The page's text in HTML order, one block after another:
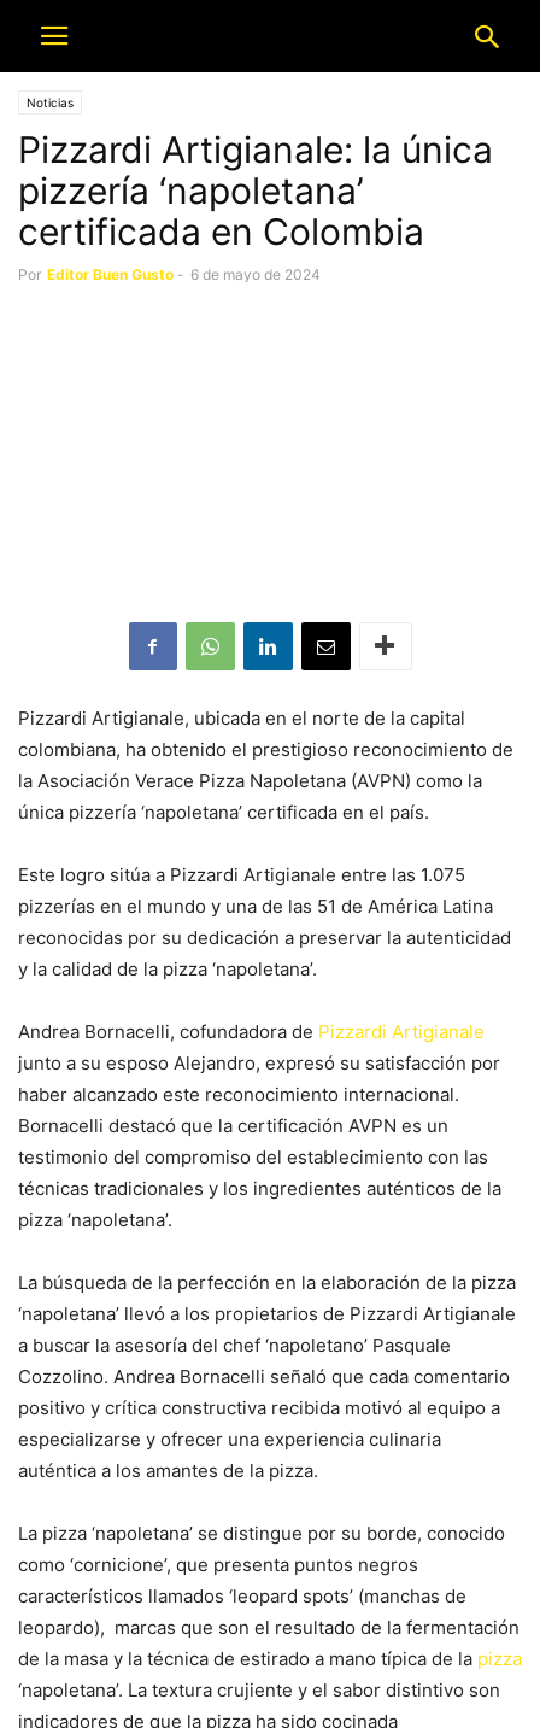
Noticias
Pizzardi Artigianale: la única
pizzería ‘napoletana’
certificada en Colombia
Por Editor Buen Gusto - 6 de mayo de 2024
Pizzardi Artigianale, ubicada en el norte de la capital
colombiana, ha obtenido el prestigioso reconocimiento de
la Asociación Verace Pizza Napoletana (AVPN) como la
única pizzería ‘napoletana’ certificada en el país.
Este logro sitúa a Pizzardi Artigianale entre las 1.075
pizzerías en el mundo y una de las 51 de América Latina
reconocidas por su dedicación a preservar la autenticidad
y la calidad de la pizza ‘napoletana’.
Andrea Bornacelli, cofundadora de Pizzardi Artigianale
junto a su esposo Alejandro, expresó su satisfacción por
haber alcanzado este reconocimiento internacional.
Bornacelli destacó que la certificación AVPN es un
testimonio del compromiso del establecimiento con las
técnicas tradicionales y los ingredientes auténticos de la
pizza ‘napoletana’.
La búsqueda de la perfección en la elaboración de la pizza
‘napoletana’ llevó a los propietarios de Pizzardi Artigianale
a buscar la asesoría del chef ‘napoletano’ Pasquale
Cozzolino. Andrea Bornacelli señaló que cada comentario
positivo y crítica constructiva recibida motivó al equipo a
especializarse y ofrecer una experiencia culinaria
auténtica a los amantes de la pizza.
La pizza ‘napoletana’ se distingue por su borde, conocido
como ‘cornicione’, que presenta puntos negros
característicos llamados ‘leopard spots’ (manchas de
leopardo), marcas que son el resultado de la fermentación
de la masa y la técnica de estirado a mano típica de la pizza
‘napoletana’. La textura crujiente y el sabor distintivo son
indicadores de que la pizza ha sido cocinada